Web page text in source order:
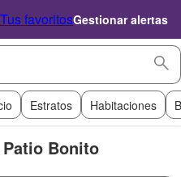
Tus favoritosGestionar alertas
Estratos Habitaciones
Bonito